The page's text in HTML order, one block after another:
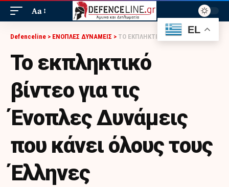
Aa
Defenceline > ΕΝΟΠΛΕΣ ΔΥΝΑΜΕΙΣ > ΤΟ ΕΚΠΛΗΚΤΙΚΌ ΒΊΝΤΕΟ ΓΙΑ ΤΙΣ ΈΝΟΠΛΕΣ ΔΥΝΆΜΕΙΣ ΠΟΥ ΚΆΝΕΙ ΌΛΟΥΣ ΤΟΥΣ ΈΛΛΗΝΕΣ ΥΠΕΡΉΦΑΝΟΥΣ!
Το εκπληκτικό
βίντεο για τις
Ένοπλες Δυνάμεις
που κάνει όλους τους
Έλληνες
EL